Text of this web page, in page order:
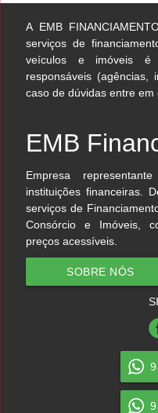
A EMB
serviços de
veículos e imóveis é
responsáveis (agências,
caso de dúvidas entre em
EMB
Empresa
instituições financeiras.
serviços de
Consórcio e Imóveis,
preços acessíveis.
SOBRE NÓS